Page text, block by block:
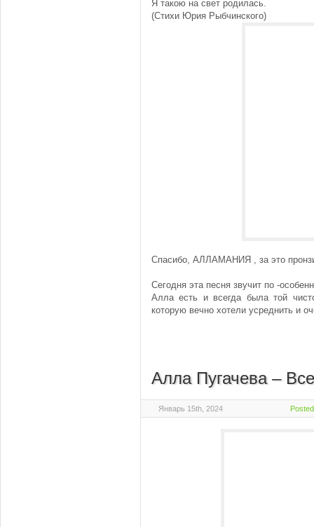
Я такою на свет родилась.
(Стихи Юрия Рыбчинского)
Спасибо, АЛЛАМАНИЯ , за это
Сегодня эта песня звучит по -
Алла есть и всегда была той
которую вечно хотели усреднить и
Алла Пугачева –
Январь 15th, 2024